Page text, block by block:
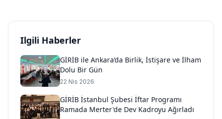
Ilgili Haberler
GİRİB ile Ankara’da Birlik, İstişare ve İlham
Dolu Bir Gün
22 Nis 2026
GİRİB İstanbul Şubesi İftar Programı
Ramada Merter'de Dev Kadroyu Ağırladı